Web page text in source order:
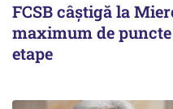
FCSB câştigă la
maximum de
etape